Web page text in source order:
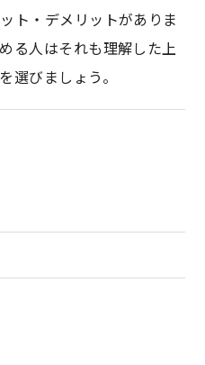
ト・デメリットがありま
る人はそれも理解した上
選びましょう。